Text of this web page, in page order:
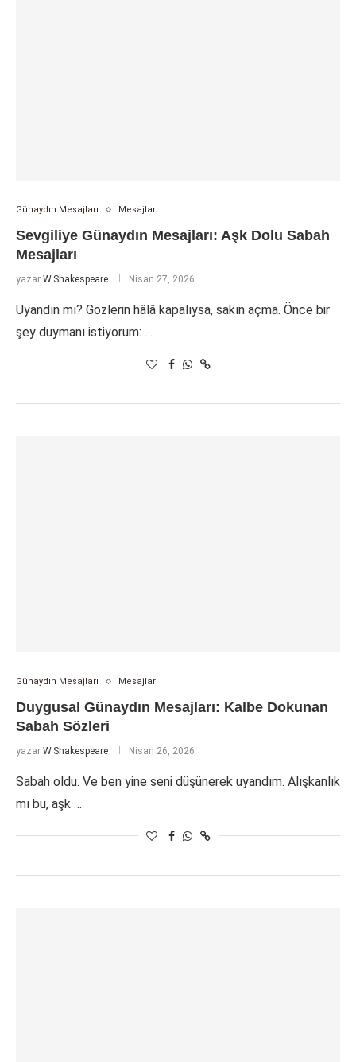
Günaydın Mesajları Mesajlar
Sevgiliye Günaydın Mesajları: Aşk Dolu Sabah
Mesajları
yazar W.Shakespeare Nisan 27, 2026
Uyandın mı? Gözlerin hâlâ kapalıysa, sakın açma. Önce bir
şey duymanı istiyorum: …
Günaydın Mesajları Mesajlar
Duygusal Günaydın Mesajları: Kalbe Dokunan
Sabah Sözleri
yazar W.Shakespeare Nisan 26, 2026
Sabah oldu. Ve ben yine seni düşünerek uyandım. Alışkanlık
mı bu, aşk …